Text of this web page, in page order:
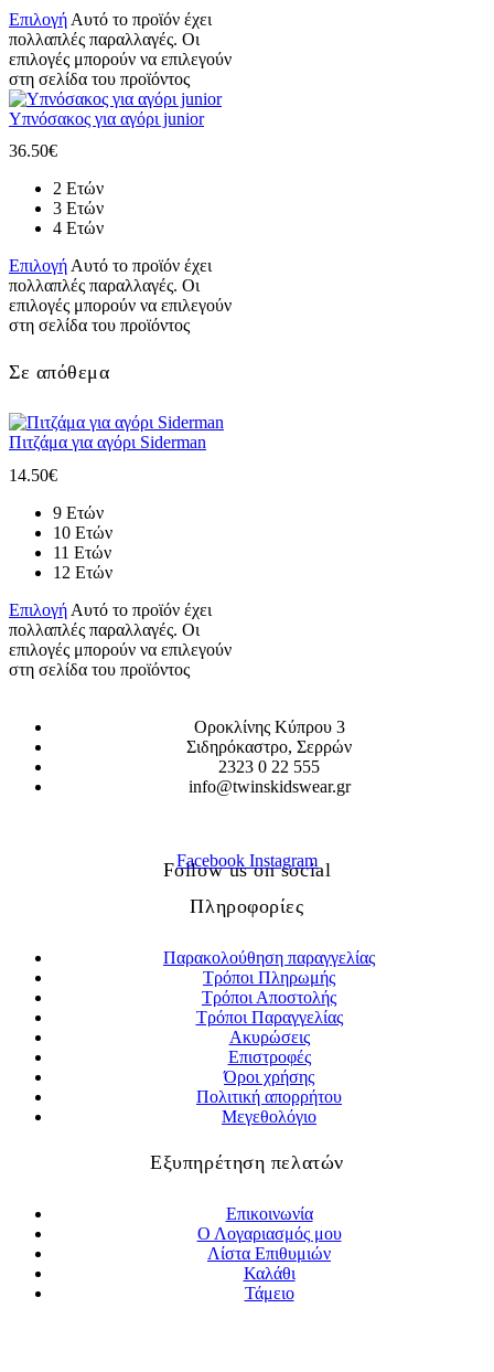
Επιλογή Αυτό το προϊόν έχει
πολλαπλές παραλλαγές. Οι
επιλογές μπορούν να επιλεγούν
στη σελίδα του προϊόντος
Υπνόσακος για αγόρι junior
36.50€
2 Ετών
3 Ετών
4 Ετών
Επιλογή Αυτό το προϊόν έχει
πολλαπλές παραλλαγές. Οι
επιλογές μπορούν να επιλεγούν
στη σελίδα του προϊόντος
Σε απόθεμα
Πιτζάμα για αγόρι Siderman
14.50€
9 Ετών
10 Ετών
11 Ετών
12 Ετών
Επιλογή Αυτό το προϊόν έχει
πολλαπλές παραλλαγές. Οι
επιλογές μπορούν να επιλεγούν
στη σελίδα του προϊόντος
Οροκλίνης Κύπρου 3
Σιδηρόκαστρο, Σερρών
2323 0 22 555
info@twinskidswear.gr
Follow us on social
Facebook Instagram
Πληροφορίες
Παρακολούθηση παραγγελίας
Τρόποι Πληρωμής
Τρόποι Αποστολής
Τρόποι Παραγγελίας
Ακυρώσεις
Επιστροφές
Όροι χρήσης
Πολιτική απορρήτου
Μεγεθολόγιο
Εξυπηρέτηση πελατών
Επικοινωνία
Ο Λογαριασμός μου
Λίστα Επιθυμιών
Καλάθι
Τάμειο